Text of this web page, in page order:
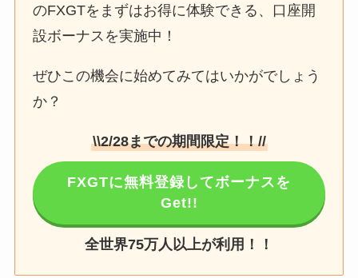
のFXGTをまずはお得に体験できる、口座開
設ボーナスを実施中！
ぜひこの機会に始めてみてはいかがでしょう
か？
\\2/28までの期間限定！！//
FXGTに無料登録してボーナスを
Get!!
全世界75万人以上が利用！！